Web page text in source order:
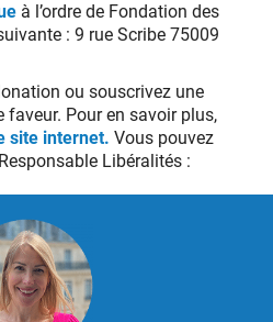
à l’ordre de Fondation des
: 9 rue Scribe 75009
ou souscrivez une
faveur. Pour en savoir plus,
site internet. Vous pouvez
Libéralités :